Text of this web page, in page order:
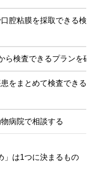
口腔粘膜を採取できる検
ら検査できるプランを確
をまとめて検査できる
物病院で相談する
」は1つに決まるもの